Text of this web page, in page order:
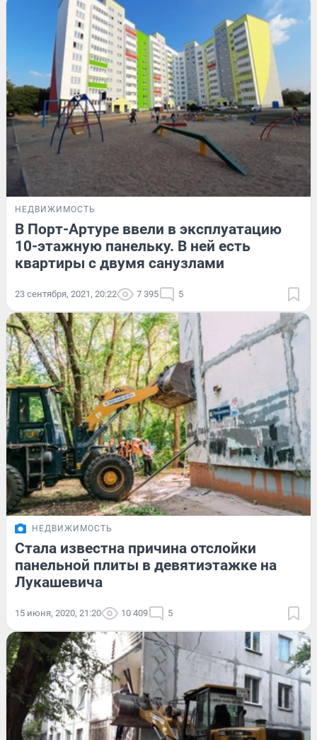
НЕДВИЖИМОСТЬ
В Порт-Артуре ввели в эксплуатацию
10-этажную панельку. В ней есть
квартиры с двумя санузлами
23 сентября, 2021, 20:22 7 395 5
НЕДВИЖИМОСТЬ
Стала известна причина отслойки
панельной плиты в девятиэтажке на
Лукашевича
15 июня, 2020, 21:20 10 409 5